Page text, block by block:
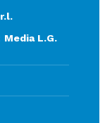
Media L.G.